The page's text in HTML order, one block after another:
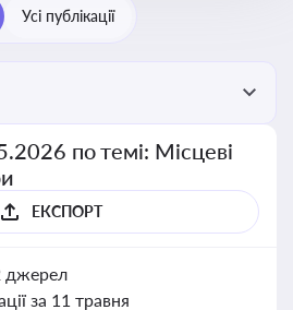
Усі публікації
по темі: Місцеві
ЕКСПОРТ
джерел
за 11 травня